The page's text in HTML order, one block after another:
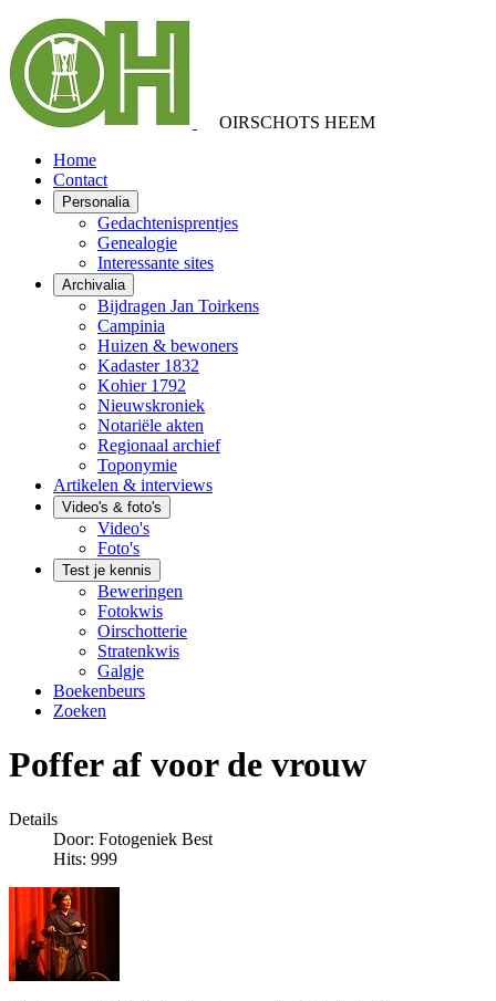
OIRSCHOTS HEEM
Home
Contact
Personalia
Gedachtenisprentjes
Genealogie
Interessante sites
Archivalia
Bijdragen Jan Toirkens
Campinia
Huizen & bewoners
Kadaster 1832
Kohier 1792
Nieuwskroniek
Notariële akten
Regionaal archief
Toponymie
Artikelen & interviews
Video's & foto's
Video's
Foto's
Test je kennis
Beweringen
Fotokwis
Oirschotterie
Stratenkwis
Galgje
Boekenbeurs
Zoeken
Poffer af voor de vrouw
Details
Door: Fotogeniek Best
Hits: 999